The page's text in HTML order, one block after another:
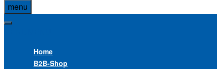
menu
Home
B2B-Shop